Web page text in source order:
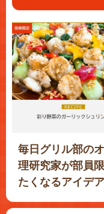
毎日グリル部の
理研究家が部員
たくなるアイデ